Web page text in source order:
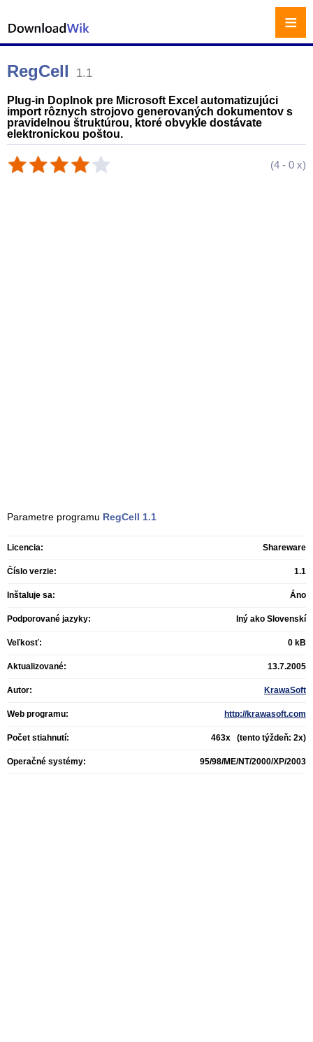
RegCell 1.1
Plug-in Doplnok pre Microsoft Excel automatizujúci
import rôznych strojovo generovaných dokumentov s
pravidelnou štruktúrou, ktoré obvykle dostávate
elektronickou poštou.
(4 - 0 x)
Parametre programu RegCell 1.1
Licencia: Shareware
Číslo verzie: 1.1
Inštaluje sa: Áno
Podporované jazyky: Iný ako Slovenskí
Veľkosť: 0 kB
Aktualizované: 13.7.2005
Autor: KrawaSoft
Web programu: http://krawasoft.com
Počet stiahnutí: 463x (tento týždeň: 2x)
Operačné systémy: 95/98/ME/NT/2000/XP/2003
≡